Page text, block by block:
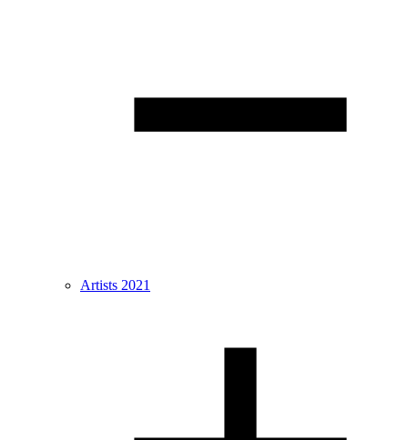
Artists 2021